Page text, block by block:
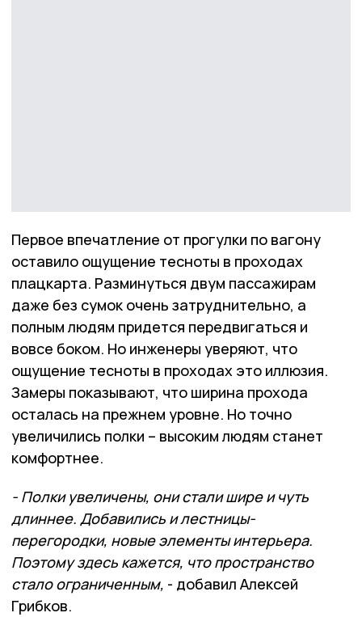
Первое впечатление от прогулки по вагону
оставило ощущение тесноты в проходах
плацкарта. Разминуться двум пассажирам
даже без сумок очень затруднительно, а
полным людям придется передвигаться и
вовсе боком. Но инженеры уверяют, что
ощущение тесноты в проходах это иллюзия.
Замеры показывают, что ширина прохода
осталась на прежнем уровне. Но точно
увеличились полки – высоким людям станет
комфортнее.
- Полки увеличены, они стали шире и чуть
длиннее. Добавились и лестницы-
перегородки, новые элементы интерьера.
Поэтому здесь кажется, что пространство
стало ограниченным, - добавил Алексей
Грибков.